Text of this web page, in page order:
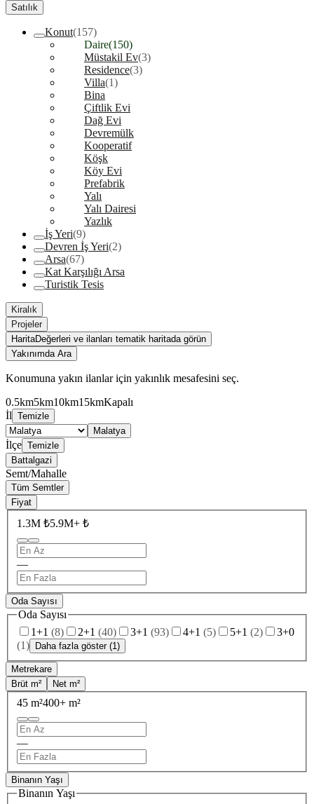
Satılık
Konut(157)
Daire(150)
Müstakil Ev(3)
Residence(3)
Villa(1)
Bina
Çiftlik Evi
Dağ Evi
Devremülk
Kooperatif
Köşk
Köy Evi
Prefabrik
Yalı
Yalı Dairesi
Yazlık
İş Yeri(9)
Devren İş Yeri(2)
Arsa(67)
Kat Karşılığı Arsa
Turistik Tesis
Kiralık
Projeler
HaritaDeğerleri ve ilanları tematik haritada görün
Yakınımda Ara
Konumuna yakın ilanlar için yakınlık mesafesini seç.
0.5km5km10km15kmKapalı
İl Temizle
Malatya
İlçe Temizle
Battalgazi
Semt/Mahalle
Tüm Semtler
Fiyat
1.3M ₺5.9M+ ₺
—
Oda Sayısı
Oda Sayısı
1+1 (8) 2+1 (40) 3+1 (93) 4+1 (5) 5+1 (2)
3+0
(1) Daha fazla göster (1)
Metrekare
Brüt m²
Net m²
45 m²400+ m²
—
Binanın Yaşı
Binanın Yaşı